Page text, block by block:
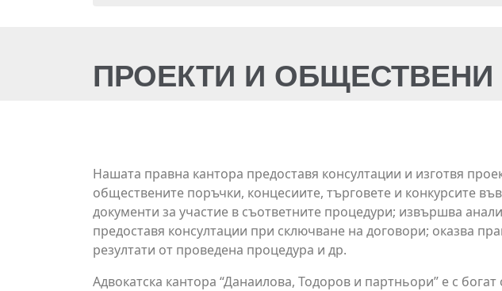
ПРОЕКТИ И
Нашата правна кантора предоставя консултации и изготвя
обществените поръчки, концесиите, търговете и конкурсите
документи за участие в съответните процедури; извършва
предоставя консултации при сключване на договори; оказва
резултати от проведена процедура и др.
Адвокатска кантора “Данаилова, Тодоров и партньори” е с